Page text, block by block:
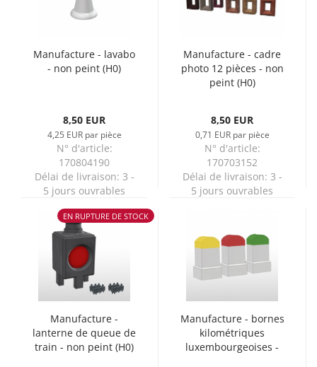
Manufacture - lavabo
- non peint (H0)
8,50 EUR
4,25 EUR par pièce
N° d'article:
170804190
Délai de livraison: 3 -
5 jours ouvrables
Manufacture - cadre
photo 12 pièces - non
peint (H0)
8,50 EUR
0,71 EUR par pièce
N° d'article:
170703152
Délai de livraison: 3 -
5 jours ouvrables
EN RUPTURE DE STOCK
Manufacture -
lanterne de queue de
train - non peint (H0)
Manufacture - bornes
kilométriques
luxembourgeoises -